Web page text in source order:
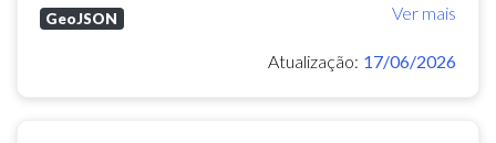
Ver mais
GeoJSON
Atualização: 17/06/2026